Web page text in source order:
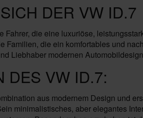
DER VW ID.7
Fahrer, die eine luxuriöse,
Familien, die ein komfortables und
Liebhaber modernen
DES VW ID.7:
aus modernem Design und
minimalistisches, aber elegantes